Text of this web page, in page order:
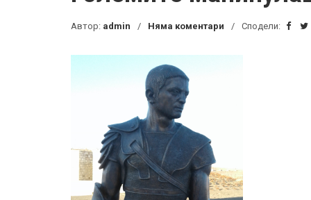
Автор: admin Няма коментари Сподели: